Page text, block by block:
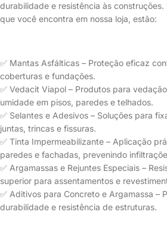
durabilidade e resistência às
que você encontra em nossa loja, estão:
✅ Mantas Asfálticas – Proteção eficaz
coberturas e fundações.
✅ Vedacit Viapol – Produtos para
umidade em pisos, paredes e telhados.
✅ Selantes e Adesivos – Soluções para
juntas, trincas e fissuras.
✅ Tinta Impermeabilizante – Aplicação
paredes e fachadas, prevenindo
✅ Argamassas e Rejuntes Especiais –
superior para assentamentos e
✅ Aditivos para Concreto e Argamassa –
durabilidade e resistência de estruturas.